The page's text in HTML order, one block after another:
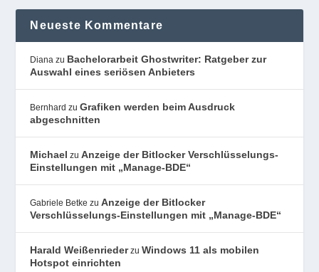
Neueste Kommentare
Diana zu Bachelorarbeit Ghostwriter: Ratgeber zur
Auswahl eines seriösen Anbieters
Bernhard zuGrafiken werden beim Ausdruck
abgeschnitten
Michael zuAnzeige der Bitlocker Verschlüsselungs-
Einstellungen mit „Manage-BDE“
Gabriele Betke zuAnzeige der Bitlocker
Verschlüsselungs-Einstellungen mit „Manage-BDE“
Harald WeißenriederzuWindows 11 als mobilen
Hotspot einrichten